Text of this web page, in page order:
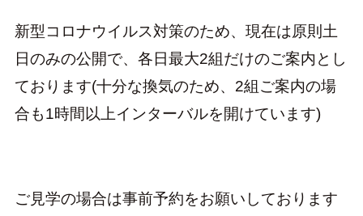
新型コロナウイルス対策のため、現在は原則土
日のみの公開で、各日最大2組だけのご案内とし
ております(十分な換気のため、2組ご案内の場
合も1時間以上インターバルを開けています)
ご見学の場合は事前予約をお願いしております